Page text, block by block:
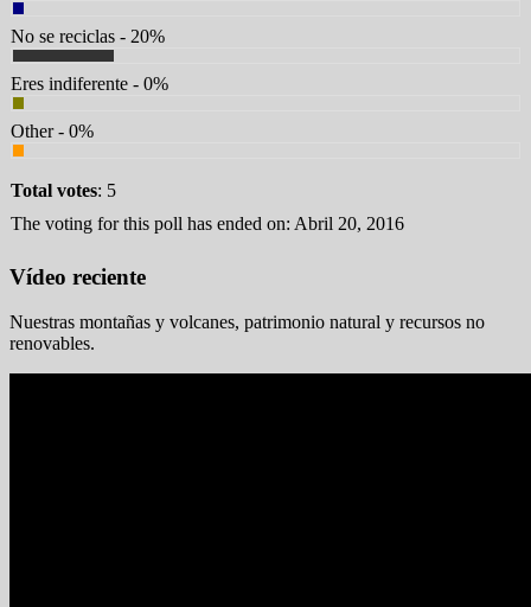
No se reciclas - 20%
Eres indiferente - 0%
Other - 0%
Total votes: 5
The voting for this poll has ended on: Abril 20, 2016
Vídeo reciente
Nuestras montañas y volcanes, patrimonio natural y recursos no
renovables.